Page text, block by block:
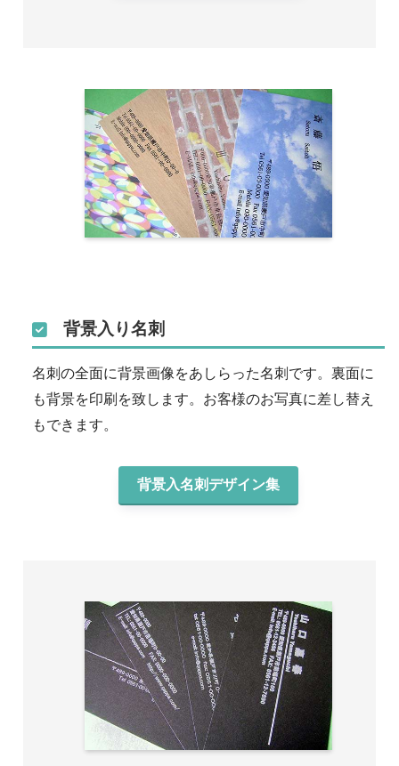
背景入り名刺
名刺の全面に背景画像をあしらった名刺です。裏面に
も背景を印刷を致します。お客様のお写真に差し替え
もできます。
背景入名刺デザイン集